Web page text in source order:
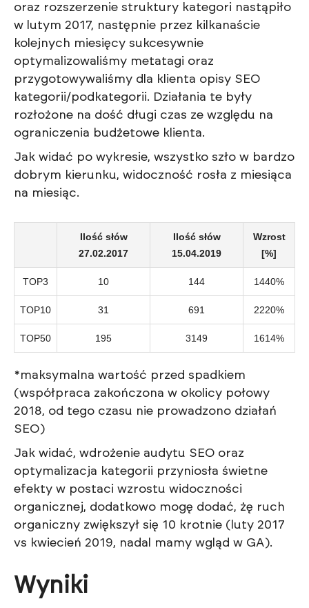
oraz rozszerzenie struktury kategori nastąpiło
w lutym 2017, następnie przez kilkanaście
kolejnych miesięcy sukcesywnie
optymalizowaliśmy metatagi oraz
przygotowywaliśmy dla klienta opisy SEO
kategorii/podkategorii. Działania te były
rozłożone na dość długi czas ze względu na
ograniczenia budżetowe klienta.
Jak widać po wykresie, wszystko szło w bardzo
dobrym kierunku, widoczność rosła z miesiąca
na miesiąc.
Ilość słów
27.02.2017
Ilość słów
15.04.2019
Wzrost
[%]
TOP3 10 144 1440%
TOP10 31 691 2220%
TOP50 195 3149 1614%
*maksymalna wartość przed spadkiem
(współpraca zakończona w okolicy połowy
2018, od tego czasu nie prowadzono działań
SEO)
Jak widać, wdrożenie audytu SEO oraz
optymalizacja kategorii przyniosła świetne
efekty w postaci wzrostu widoczności
organicznej, dodatkowo mogę dodać, żę ruch
organiczny zwiększył się 10 krotnie (luty 2017
vs kwiecień 2019, nadal mamy wgląd w GA).
Wyniki